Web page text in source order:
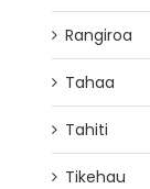
Rangiroa
Tahaa
Tahiti
Tikehau